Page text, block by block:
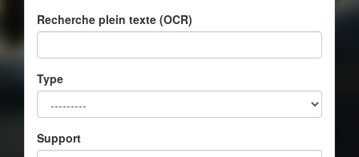
Recherche plein texte (OCR)
Type
Support